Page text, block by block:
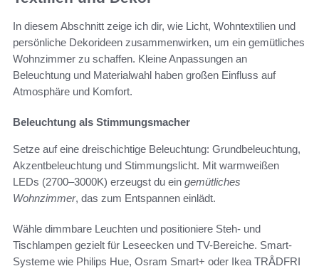
In diesem Abschnitt zeige ich dir, wie Licht, Wohntextilien und
persönliche Dekorideen zusammenwirken, um ein gemütliches
Wohnzimmer zu schaffen. Kleine Anpassungen an
Beleuchtung und Materialwahl haben großen Einfluss auf
Atmosphäre und Komfort.
Beleuchtung als Stimmungsmacher
Setze auf eine dreischichtige Beleuchtung: Grundbeleuchtung,
Akzentbeleuchtung und Stimmungslicht. Mit warmweißen
LEDs (2700–3000K) erzeugst du ein gemütliches
Wohnzimmer, das zum Entspannen einlädt.
Wähle dimmbare Leuchten und positioniere Steh- und
Tischlampen gezielt für Leseecken und TV-Bereiche. Smart-
Systeme wie Philips Hue, Osram Smart+ oder Ikea TRÅDFRI